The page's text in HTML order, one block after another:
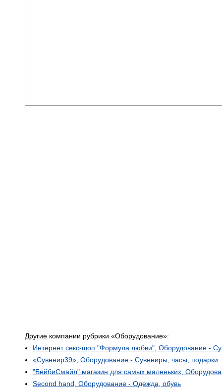
Другие компании рубрики «Оборудование»:
Интернет секс-шоп "Формула любви", Оборудование -
«Сувенир39», Оборудование - Сувениры, часы, подарки
"БейбиСмайл" магазин для самых маленьких,
Second hand, Оборудование - Одежда, обувь